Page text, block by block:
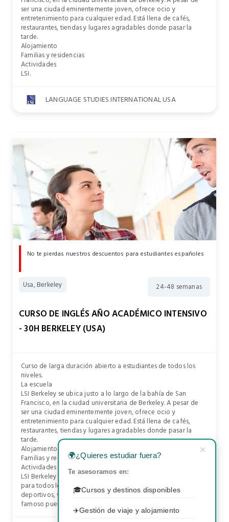
ser una ciudad eminentemente joven, ofrece ocio y
entretenimiento para cualquier edad. Está llena de cafés,
restaurantes, tiendas y lugares agradables donde pasar la
tarde.
Alojamiento
Familias y residencias
Actividades
LSI.
LANGUAGE STUDIES INTERNATIONAL USA
No te pierdas nuestros descuentos para estudiantes españoles
Usa, Berkeley 24-48 semanas
CURSO DE INGLÉS AÑO ACADÉMICO INTENSIVO
- 30H BERKELEY (USA)
Curso de larga duración abierto a estudiantes de todos los
niveles.
La escuela
LSI Berkeley se ubica justo a lo largo de la bahía de San
Francisco, en la ciudad universitaria de Berkeley. A pesar de
ser una ciudad eminentemente joven, ofrece ocio y
entretenimiento para cualquier edad. Está llena de cafés,
restaurantes, tiendas y lugares agradables donde pasar la
tarde.
Alojamiento
Familias y residencias
Actividades
LSI Berkeley ofrece actividades dentro y fuera de la ciudad
para todos los gustos. Desde asistencia a espectáculos
deportivos, visitas a San Francisco, a la prisión de Alcaltraz, el
famoso puente colgante del Golden Gate, etc.
×
🌍¿Quieres estudiar fuera?
Te asesoramos en:
🎓Cursos y destinos disponibles
✈️Gestión de viaje y alojamiento